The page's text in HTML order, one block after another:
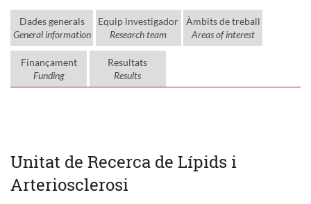
Dades generals
General information
Equip investigador
Research team
Àmbits de treball
Areas of interest
Finançament
Funding
Resultats
Results
Unitat de Recerca de Lípids i
Arteriosclerosi